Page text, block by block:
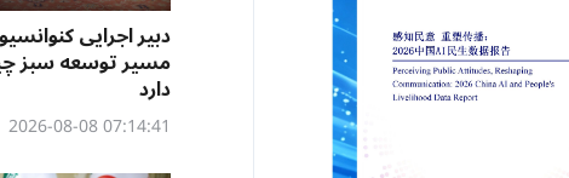
دبیر اجرایی
مسیر توسعه سبز
دارد
07:14:41 2026-08-08